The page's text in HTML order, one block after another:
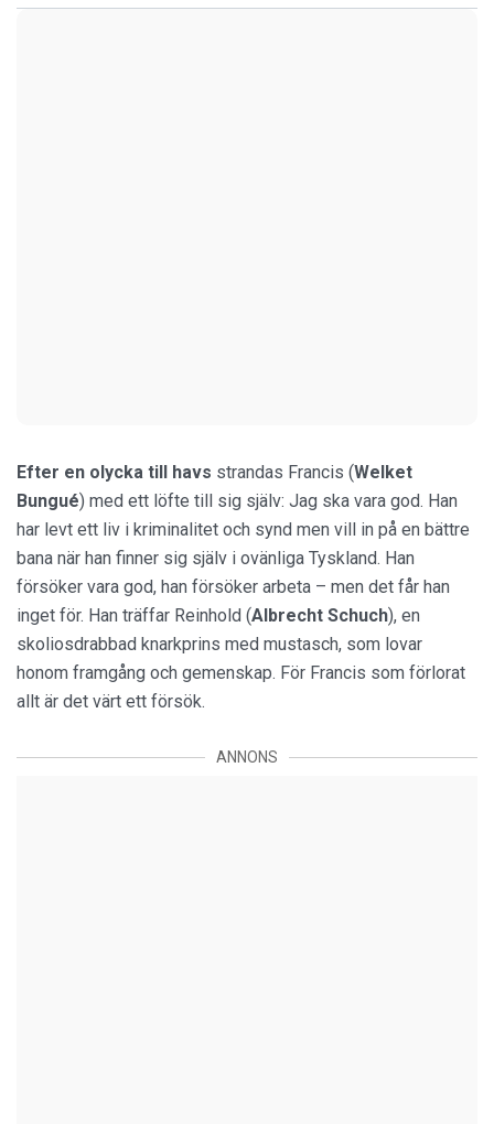
Efter en olycka till havs strandas Francis (Welket
Bungué) med ett löfte till sig själv: Jag ska vara god. Han
har levt ett liv i kriminalitet och synd men vill in på en bättre
bana när han finner sig själv i ovänliga Tyskland. Han
försöker vara god, han försöker arbeta – men det får han
inget för. Han träffar Reinhold (Albrecht Schuch), en
skoliosdrabbad knarkprins med mustasch, som lovar
honom framgång och gemenskap. För Francis som förlorat
allt är det värt ett försök.
ANNONS